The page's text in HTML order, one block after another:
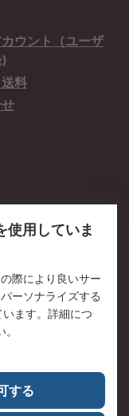
ウント（ユーザ
料
ートサイト
史
いて
用していま
際により良いサー
ーソナライズする
ます。詳細につ
する